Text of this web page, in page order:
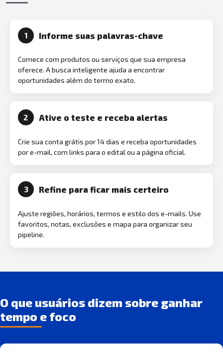
1 Informe suas palavras-chave
Comece com produtos ou serviços que sua empresa
oferece. A busca inteligente ajuda a encontrar
oportunidades além do termo exato.
2 Ative o teste e receba alertas
Crie sua conta grátis por 14 dias e receba oportunidades
por e-mail, com links para o edital ou a página oficial.
3 Refine para ficar mais certeiro
Ajuste regiões, horários, termos e estilo dos e-mails. Use
favoritos, notas, exclusões e mapa para organizar seu
pipeline.
O que usuários dizem sobre ganhar
tempo e foco